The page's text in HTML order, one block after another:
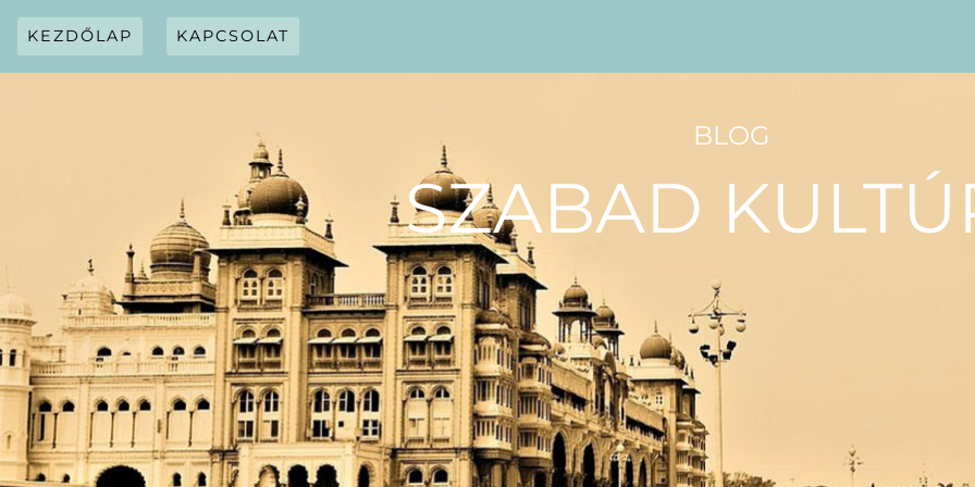
Skip
KEZDŐLAP KAPCSOLAT
BLOG
SZABAD